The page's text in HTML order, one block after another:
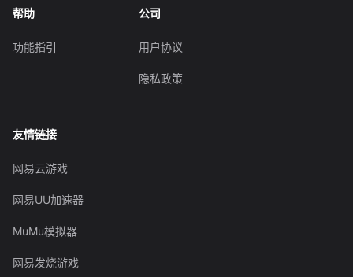
帮助
功能指引
公司
用户协议
隐私政策
友情链接
网易云游戏
网易UU加速器
MuMu模拟器
网易发烧游戏